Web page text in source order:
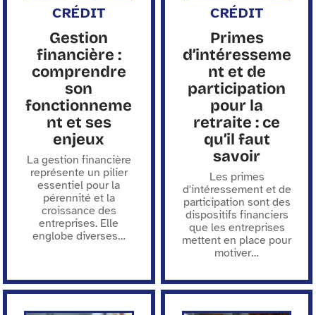
CRÉDIT
Gestion
financière :
comprendre
son
fonctionneme
nt et ses
enjeux
La gestion financière
représente un pilier
essentiel pour la
pérennité et la
croissance des
entreprises. Elle
englobe diverses…
CRÉDIT
Primes
d’intéresseme
nt et de
participation
pour la
retraite : ce
qu’il faut
savoir
Les primes
d'intéressement et de
participation sont des
dispositifs financiers
que les entreprises
mettent en place pour
motiver…